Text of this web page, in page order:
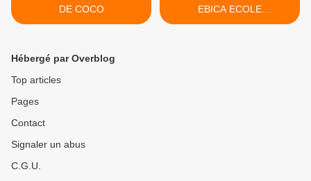
DE COCO
EBICA ECOLE
INTERNATIONALE >
Hébergé par Overblog
Top articles
Pages
Contact
Signaler un abus
C.G.U.